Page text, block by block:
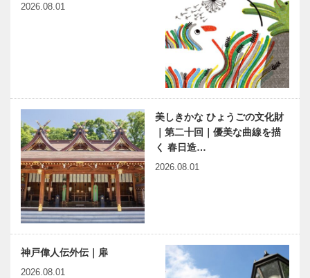
2026.08.01
美しきかな ひょうごの文化財
｜第二十回｜優美な曲線を描
く 春日造…
2026.08.01
神戸偉人伝外伝｜扉
2026.08.01